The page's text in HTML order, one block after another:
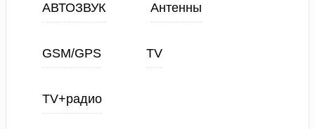
АВТОЗВУК Антенны
GSM/GPS TV
TV+радио